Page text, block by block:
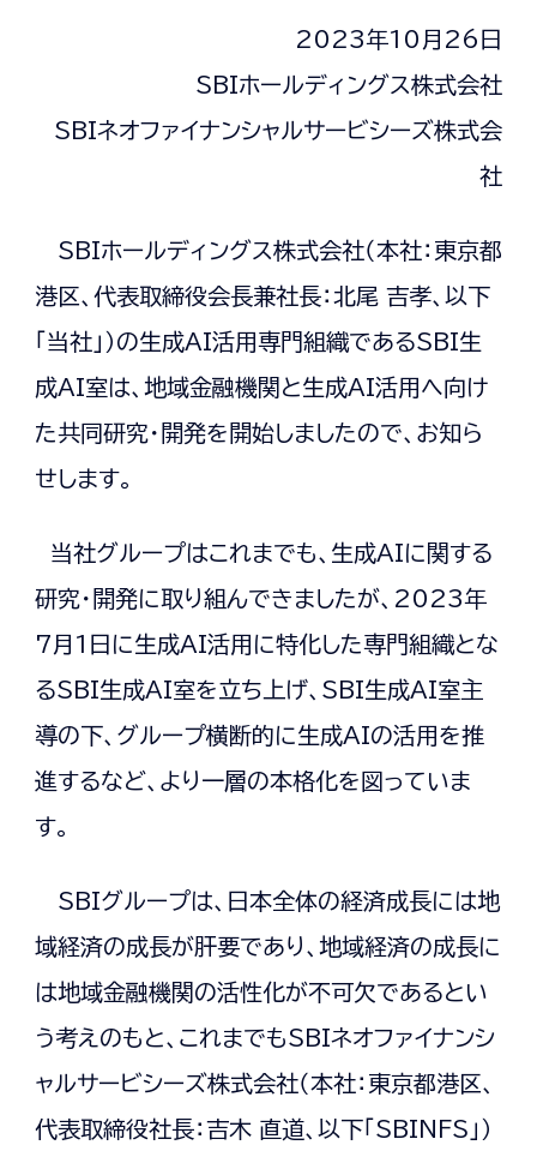
2023年10月26日
SBIホールディングス株式会社
SBIネオファイナンシャルサービシーズ株式会
社
SBIホールディングス株式会社（本社：東京都
港区、代表取締役会長兼社長：北尾 吉孝、以下
「当社」）の生成AI活用専門組織であるSBI生
成AI室は、地域金融機関と生成AI活用へ向け
た共同研究・開発を開始しましたので、お知ら
せします。
当社グループはこれまでも、生成AIに関する
研究・開発に取り組んできましたが、2023年
7月1日に生成AI活用に特化した専門組織とな
るSBI生成AI室を立ち上げ、SBI生成AI室主
導の下、グループ横断的に生成AIの活用を推
進するなど、より一層の本格化を図っていま
す。
SBIグループは、日本全体の経済成長には地
域経済の成長が肝要であり、地域経済の成長に
は地域金融機関の活性化が不可欠であるとい
う考えのもと、これまでもSBIネオファイナンシ
ャルサービシーズ株式会社（本社：東京都港区、
代表取締役社長：吉木 直道、以下「SBINFS」）